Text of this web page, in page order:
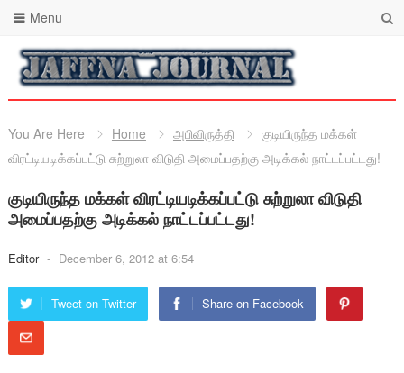
Menu
You Are Here Home அபிவிருத்தி
குடியிருந்த மக்கள்
விரட்டியடிக்கப்பட்டு சுற்றுலா விடுதி அமைப்பதற்கு அடிக்கல் நாட்டப்பட்டது!
குடியிருந்த மக்கள் விரட்டியடிக்கப்பட்டு சுற்றுலா விடுதி
அமைப்பதற்கு அடிக்கல் நாட்டப்பட்டது!
Editor - December 6, 2012 at 6:54
Tweet on Twitter Share on Facebook